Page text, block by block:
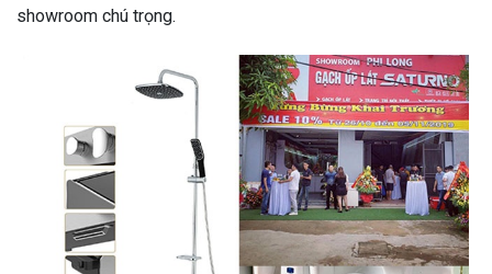
showroom chú trọng.